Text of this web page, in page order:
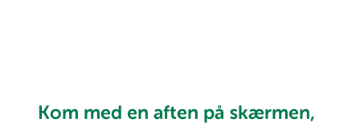
Kom med en aften på skærmen,